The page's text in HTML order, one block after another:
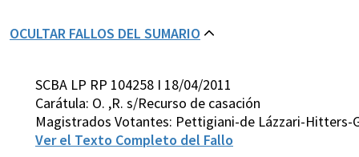
OCULTAR FALLOS DEL SUMARIO
SCBA LP RP 104258 I 18/04/2011
Carátula: O. ,R. s/Recurso de casación
Magistrados Votantes: Pettigiani-de Lázzari-Hitters-
Ver el Texto Completo del Fallo